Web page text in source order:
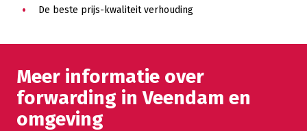
De beste prijs-kwaliteit verhouding
Meer informatie over
forwarding in Veendam en
omgeving